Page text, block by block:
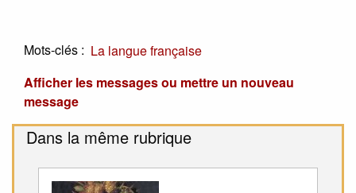
Mots-clés : La langue française
Afficher les messages ou mettre un nouveau
message
Dans la même rubrique